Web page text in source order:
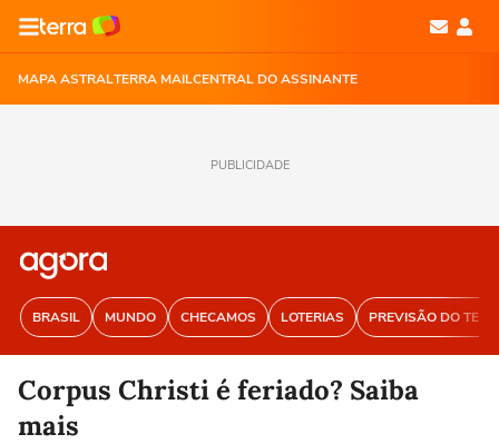
MAPA ASTRALTERRA MAILCENTRAL DO ASSINANTE
PUBLICIDADE
BRASIL MUNDO CHECAMOS LOTERIAS PREVISÃO DO
Corpus Christi é feriado? Saiba
mais